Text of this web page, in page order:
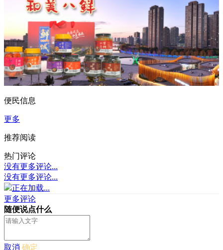
便民信息
更多
推荐阅读
热门评论
没有更多评论...
没有更多评论...
正在加载...
更多评论
随便说点什么
取消 确定